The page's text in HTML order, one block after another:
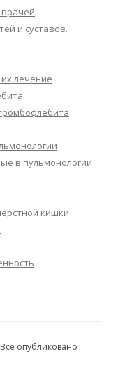
и суставов.
лечение
в пульмонологии
кишки
опубликовано